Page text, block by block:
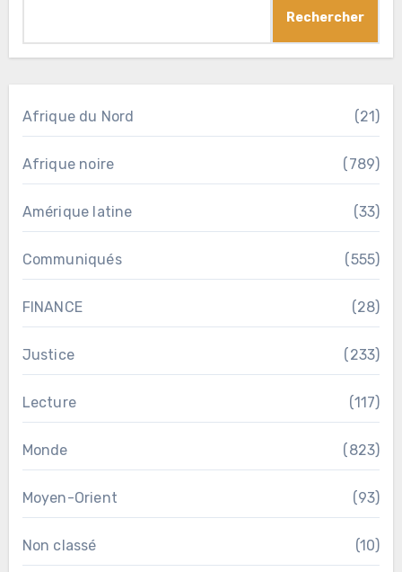
Rechercher
Afrique du Nord (21)
Afrique noire (789)
Amérique latine (33)
Communiqués (555)
FINANCE (28)
Justice (233)
Lecture (117)
Monde (823)
Moyen-Orient (93)
Non classé (10)